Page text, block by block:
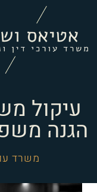
עיקול
הגנה
משרד